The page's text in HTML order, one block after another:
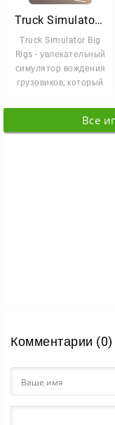
Truck Simulator Big Rigs
Truck Simulator Big
Rigs - увлекательный
симулятор вождения
грузовиков, который
Все
Комментарии (0)